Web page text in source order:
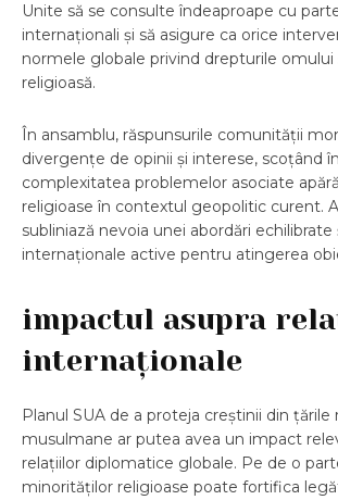
Unite să se consulte îndeaproape cu
internaționali și să asigure ca orice
normele globale privind drepturile omului
religioasă.
În ansamblu, răspunsurile comunității
divergențe de opinii și interese, scoțând
complexitatea problemelor asociate
religioase în contextul geopolitic curent.
subliniază nevoia unei abordări
internaționale active pentru atingerea
impactul asupra
internaționale
Planul SUA de a proteja creștinii din țările
musulmane ar putea avea un impact
relațiilor diplomatice globale. Pe de o
minorităților religioase poate fortifica